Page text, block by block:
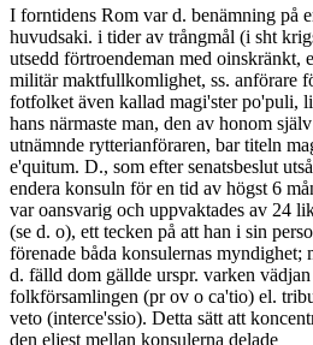
I forntidens Rom var d. benämning på
huvudsaki. i tider av trångmål (i sht
utsedd förtroendeman med oinskränkt,
militär maktfullkomlighet, ss. anförare
fotfolket även kallad magi'ster po'puli,
hans närmaste man, den av honom själv
utnämnde rytterianföraren, bar titeln
e'quitum. D., som efter senatsbeslut
endera konsuln för en tid av högst 6
var oansvarig och uppvaktades av 24
(se d. o), ett tecken på att han i sin
förenade båda konsulernas myndighet;
d. fälld dom gällde urspr. varken
folkförsamlingen (pr ov o ca'tio) el.
veto (interce'ssio). Detta sätt att
den eljest mellan konsulerna delade